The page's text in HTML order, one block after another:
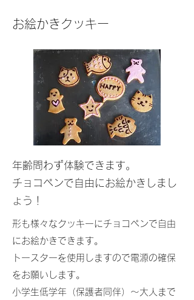
​​お絵かきクッキー
​年齢問わず体験できます。
チョコペンで自由にお絵かきしまし
ょう！
形も様々なクッキーにチョコペンで自由
にお絵かきできます。
トースターを使用しますので電源の確保
をお願いします。
小学生低学年（保護者同伴）～大人まで